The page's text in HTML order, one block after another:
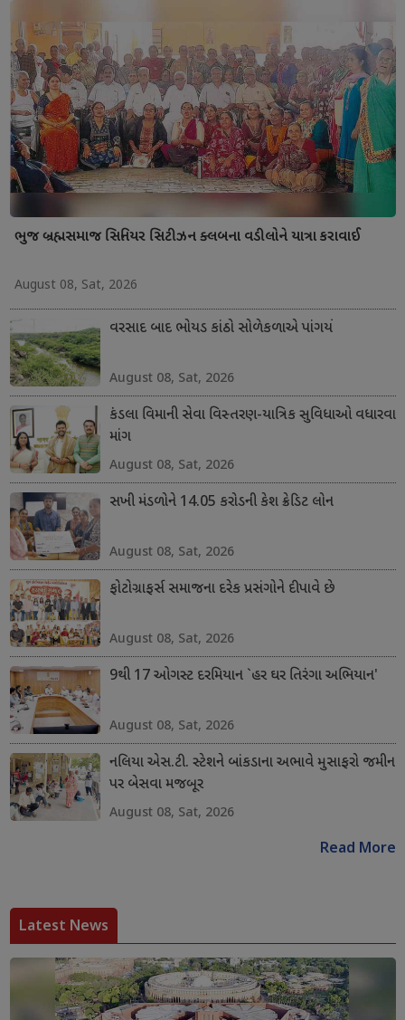
ભુજ બ્રહ્મસમાજ સિનિયર સિટીઝન ક્લબના વડીલોને યાત્રા કરાવાઈ
August 08, Sat, 2026
વરસાદ બાદ ભોયડ કાંઠો સોળેકળાએ પાંગર્યો
August 08, Sat, 2026
કંડલા વિમાની સેવા વિસ્તરણ-યાત્રિક સુવિધાઓ વધારવા
માંગ
August 08, Sat, 2026
સખી મંડળોને 14.05 કરોડની કેશ ક્રેડિટ લોન
August 08, Sat, 2026
ફોટોગ્રાફર્સ સમાજના દરેક પ્રસંગોને દીપાવે છે
August 08, Sat, 2026
9થી 17 ઓગસ્ટ દરમિયાન `હર ઘર તિરંગા અભિયાન'
August 08, Sat, 2026
નલિયા એસ.ટી. સ્ટેશને બાંકડાના અભાવે મુસાફરો જમીન
પર બેસવા મજબૂર
August 08, Sat, 2026
Read More
Latest News